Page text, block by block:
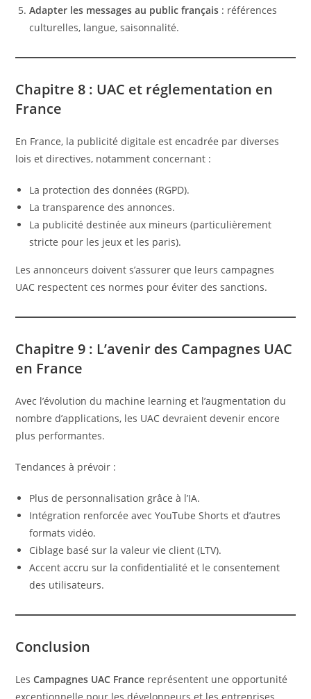
Adapter les messages au public français : références
culturelles, langue, saisonnalité.
Chapitre 8 : UAC et réglementation en
France
En France, la publicité digitale est encadrée par diverses
lois et directives, notamment concernant :
La protection des données (RGPD).
La transparence des annonces.
La publicité destinée aux mineurs (particulièrement
stricte pour les jeux et les paris).
Les annonceurs doivent s’assurer que leurs campagnes
UAC respectent ces normes pour éviter des sanctions.
Chapitre 9 : L’avenir des Campagnes UAC
en France
Avec l’évolution du machine learning et l’augmentation du
nombre d’applications, les UAC devraient devenir encore
plus performantes.
Tendances à prévoir :
Plus de personnalisation grâce à l’IA.
Intégration renforcée avec YouTube Shorts et d’autres
formats vidéo.
Ciblage basé sur la valeur vie client (LTV).
Accent accru sur la confidentialité et le consentement
des utilisateurs.
Conclusion
LesCampagnes UAC France représentent une opportunité